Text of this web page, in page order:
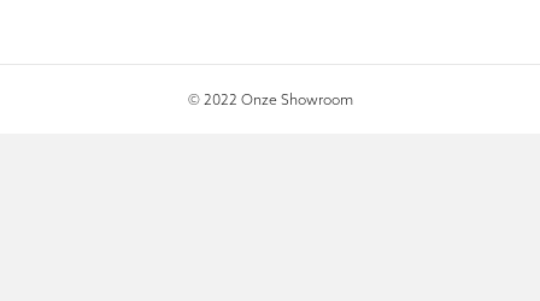
© 2022 Onze Showroom